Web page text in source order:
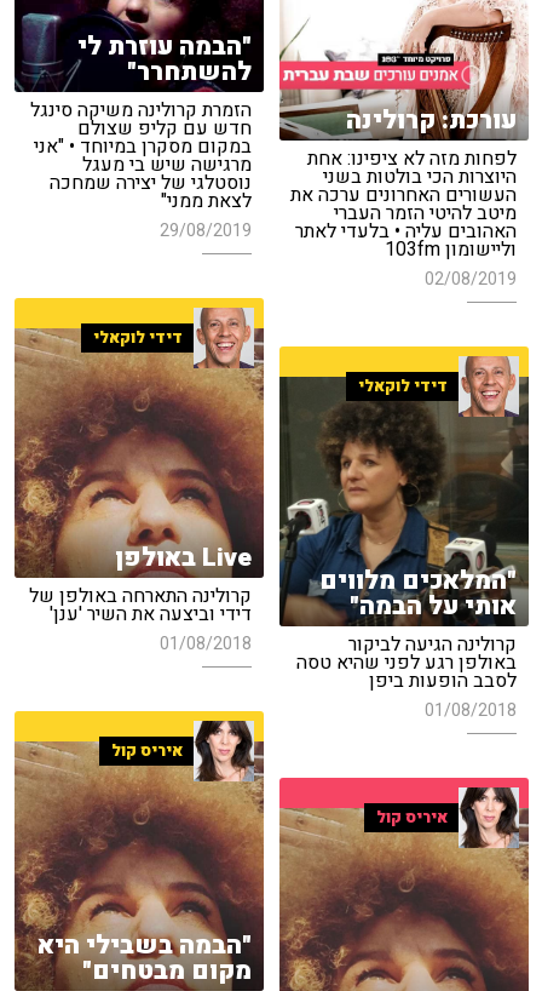
"הבמה עוזרת לי
להשתחרר"
הזמרת קרולינה משיקה סינגל
חדש עם קליפ שצולם
במקום מסקרן במיוחד • "אני
מרגישה שיש בי מעגל
נוסטלגי של יצירה שמחכה
לצאת ממני"
29/08/2019
עורכת: קרולינה
לפחות מזה לא ציפינו: אחת
היוצרות הכי בולטות בשני
העשורים האחרונים ערכה את
מיטב להיטי הזמר העברי
האהובים עליה • בלעדי לאתר
וליישומון 103fm
02/08/2019
דידי לוקאלי
Live באולפן
קרולינה התארחה באולפן של
דידי וביצעה את השיר 'ענן'
01/08/2018
דידי לוקאלי
"המלאכים מלווים
אותי על הבמה"
קרולינה הגיעה לביקור
באולפן רגע לפני שהיא טסה
לסבב הופעות ביפן
01/08/2018
איריס קול
"הבמה בשבילי היא
מקום מבטחים"
איריס קול